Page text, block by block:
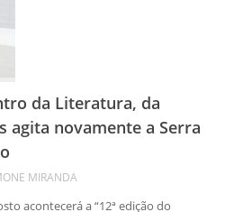
da Literatura, da
agita novamente a Serra
MIRANDA
acontecerá a “12ª edição do